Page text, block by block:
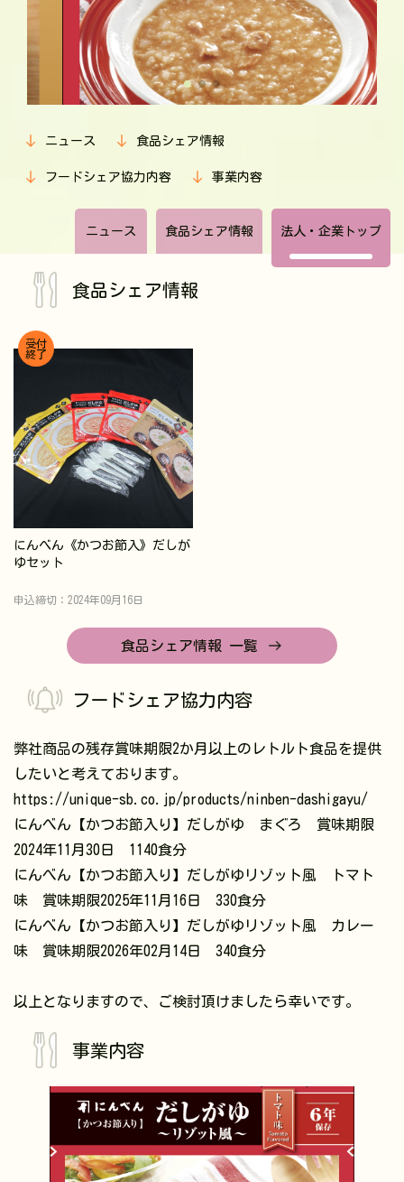
ニュース 食品シェア情報
フードシェア協力内容 事業内容
法人・企業トップ
食品シェア情報
ニュース
食品シェア情報
受付
終了
にんべん《かつお節入》だしが
ゆセット
申込締切：2024年09月16日
食品シェア情報 一覧
フードシェア協力内容
弊社商品の残存賞味期限2か月以上のレトルト食品を提供
したいと考えております。
https://unique-sb.co.jp/products/ninben-dashigayu/
にんべん【かつお節入り】だしがゆ まぐろ 賞味期限
2024年11月30日 1140食分
にんべん【かつお節入り】だしがゆリゾット風 トマト
味 賞味期限2025年11月16日 330食分
にんべん【かつお節入り】だしがゆリゾット風 カレー
味 賞味期限2026年02月14日 340食分
以上となりますので、ご検討頂けましたら幸いです。
事業内容